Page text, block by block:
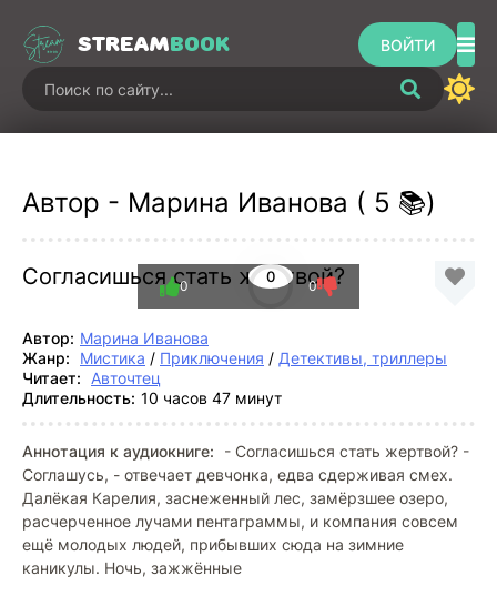
STREAMBOOK ВОЙТИ
Автор - Марина Иванова ( 5 📚)
Согласишься стать жертвой?
0
0 0
Автор: Марина Иванова
Жанр:
Мистика / Приключения / Детективы, триллеры
Читает:
Авточтец
Длительность: 10 часов 47 минут
Аннотация к аудиокниге:
- Согласишься стать жертвой? -
Соглашусь, - отвечает девчонка, едва сдерживая смех.
Далёкая Карелия, заснеженный лес, замёрзшее озеро,
расчерченное лучами пентаграммы, и компания совсем
ещё молодых людей, прибывших сюда на зимние
каникулы. Ночь, зажжённые